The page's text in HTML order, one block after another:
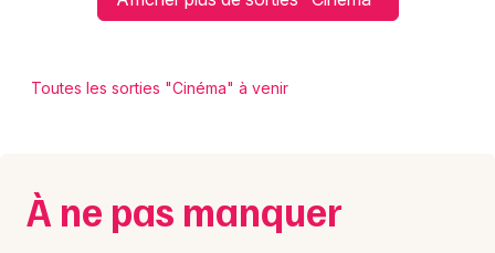
Toutes les sorties "Cinéma" à venir
À ne pas manquer